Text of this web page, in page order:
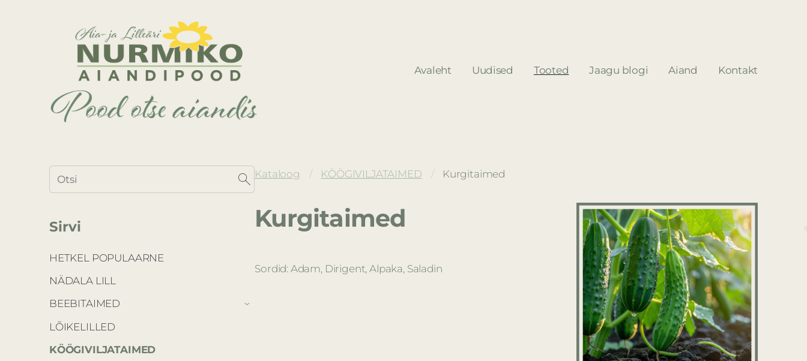
Avaleht Uudised Tooted Jaagu blogi Aiand Kontakt
Sirvi
HETKEL POPULAARNE
NÄDALA LILL
BEEBITAIMED
›
LÕIKELILLED
KÖÖGIVILJATAIMED
Kataloog KÖÖGIVILJATAIMED Kurgitaimed
Kurgitaimed
Sordid: Adam, Dirigent, Alpaka, Saladin